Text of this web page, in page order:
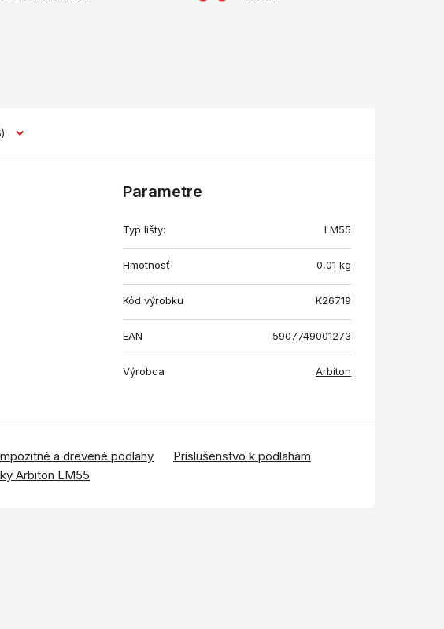
Parametre
Typ lišty: LM55
Hmotnosť 0,01 kg
Kód výrobku K26719
EAN 5907749001273
Výrobca Arbiton
a drevené podlahy
Príslušenstvo k podlahám
Arbiton LM55